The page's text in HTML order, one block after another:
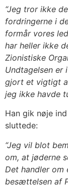
“Jeg tror ikke
fordringerne i
formår vores
har heller ikke
Zionistiske
Undtagelsen er
gjort et vigtigt
jeg ikke havde
Han gik nøje
sluttede:
“Jeg vil blot
om, at jøderne
Det handler
besættelsen af